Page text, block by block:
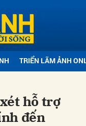
TRIỂN LÃM ẢNH
hỗ trợ
đến